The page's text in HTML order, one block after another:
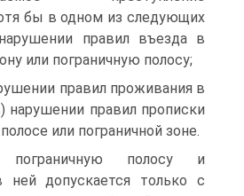
бы в одном из следующих
правил въезда в
или пограничную полосу;
правил проживания в
нарушении правил прописки
или пограничной зоне.
полосу и
ней допускается только с